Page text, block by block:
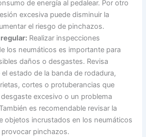
de energía al pedalear. Por otro
excesiva puede disminuir la
el riesgo de pinchazos.
Realizar inspecciones
los neumáticos es importante para
daños o desgastes. Revisa
estado de la banda de rodadura,
cortes o protuberancias que
excesivo o un problema
es recomendable revisar la
objetos incrustados en los neumáticos
pinchazos.